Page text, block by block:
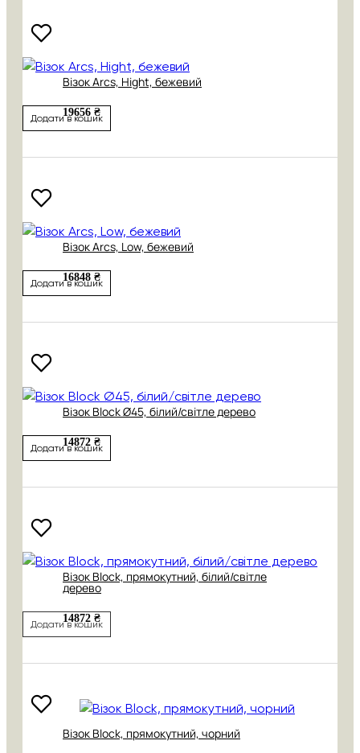
Візок Arcs, Hight, бежевий
19656 ₴
Додати в кошик
Візок Arcs, Low, бежевий
16848 ₴
Додати в кошик
Візок Block Ø45, білий/світле дерево
14872 ₴
Додати в кошик
Візок Block, прямокутний, білий/світле
дерево
14872 ₴
Додати в кошик
Візок Block, прямокутний, чорний